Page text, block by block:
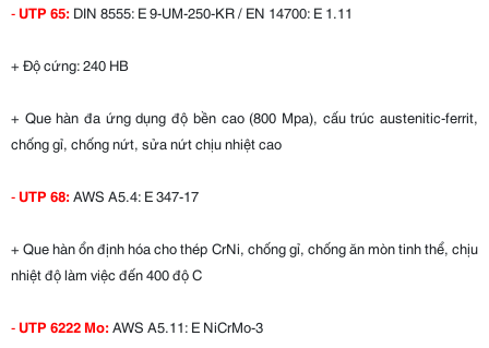
- UTP 65: DIN 8555: E 9-UM-250-KR / EN 14700: E 1.11
+ Độ cứng: 240 HB
+ Que hàn đa ứng dụng độ bền cao (800 Mpa), cấu trúc austenitic-ferrit,
chống gỉ, chống nứt, sửa nứt chịu nhiệt cao
- UTP 68: AWS A5.4: E 347-17
+ Que hàn ổn định hóa cho thép CrNi, chống gỉ, chống ăn mòn tinh thể, chịu
nhiệt độ làm việc đến 400 độ C
- UTP 6222 Mo: AWS A5.11: E NiCrMo-3